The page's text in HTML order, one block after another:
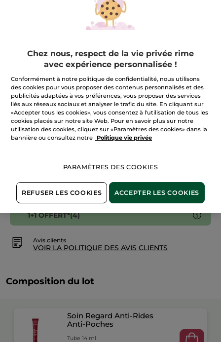
1+1 Soin Regard Anti-Rides Anti-
Poches
★★★★★
★★★★★
Aucune
de
notation
pour
1+1
Soin
Anti-
Rides
Anti-
Poches
AJOUTER UN AVIS
34,90 €
m'avertir de la disponibilité
Paiement sécurisé
VOIR LES CONDITIONS GÉNÉRALES ICI
1+1 OFFERT*(4)
Avis clients
VOIR LA POLITIQUE DES AVIS CLIENTS
Composition du lot
Soin Regard Anti-Rides
Anti-Poches
Tube 14 ml
Chez nous, respect de la vie privée rime
avec expérience personnalisée !
Conformément à notre politique de confidentialité, nous utilisons
des cookies pour vous proposer des contenus personnalisés et des
publicités adaptées à vos préférences, vous proposer des services
liés aux réseaux sociaux et analyser le trafic du site. En cliquant sur
«Accepter tous les cookies», vous consentez à l'utilisation de tous les
cookies placés sur notre site Web. Pour en savoir plus sur notre
utilisation des cookies, cliquez sur «Paramètres des cookies» dans la
bannière ou consultez notre
Politique vie privée
PARAMÈTRES DES COOKIES
REFUSER LES COOKIES ACCEPTER LES COOKIES